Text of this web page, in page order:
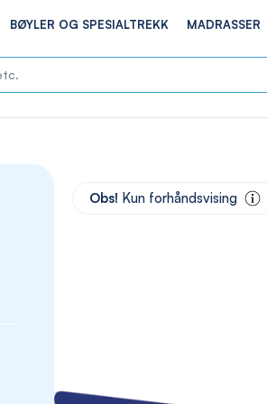
BØYLER OG SPESIALTREKK MADRASSER
Obs! Kun forhåndsvising